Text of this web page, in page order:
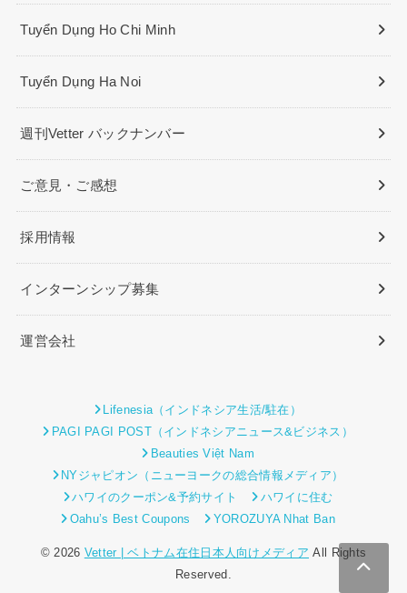
Tuyển Dụng Ho Chi Minh
Tuyển Dụng Ha Noi
週刊Vetter バックナンバー
ご意見・ご感想
採用情報
インターンシップ募集
運営会社
Lifenesia（インドネシア生活/駐在）
PAGI PAGI POST（インドネシアニュース&ビジネス）
Beauties Việt Nam
NYジャピオン（ニューヨークの総合情報メディア）
ハワイのクーポン&予約サイト
ハワイに住む
Oahu’s Best Coupons
YOROZUYA Nhat Ban
© 2026 Vetter | ベトナム在住日本人向けメディア All Rights
Reserved.